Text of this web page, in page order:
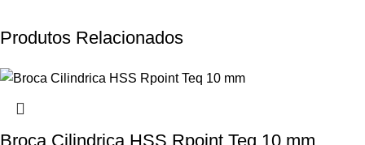
Produtos Relacionados
Broca Cilindrica HSS Rpoint Teq 10 mm